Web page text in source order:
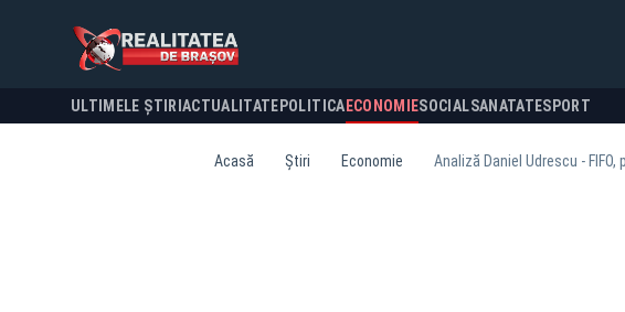
ULTIMELE ȘTIRI ACTUALITATE POLITICA ECONOMIESOCIALSANATATESPORT
Acasă Știri Economie Analiză Daniel Udrescu -